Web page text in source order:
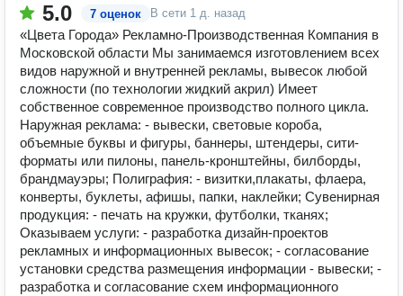
5.0 7 оценок В сети 1 д. назад
«Цвета Города» Рекламно-Производственная Компания в
Московской области Мы занимаемся изготовлением всех
видов наружной и внутренней рекламы, вывесок любой
сложности (по технологии жидкий акрил) Имеет
собственное современное производство полного цикла.
Наружная реклама: - вывески, световые короба,
объемные буквы и фигуры, баннеры, штендеры, сити-
форматы или пилоны, панель-кронштейны, билборды,
брандмауэры; Полиграфия: - визитки,плакаты, флаера,
конверты, буклеты, афишы, папки, наклейки; Сувенирная
продукция: - печать на кружки, футболки, тканях;
Оказываем услуги: - разработка дизайн-проектов
рекламных и информационных вывесок; - согласование
установки средства размещения информации - вывески; -
разработка и согласование схем информационного